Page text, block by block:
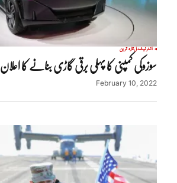
انٹرنیشنلتازہ ترین
سوزوکی کمپنی کا پہلی برقی گاڑی بنانے کا اعلان
February 10, 2022